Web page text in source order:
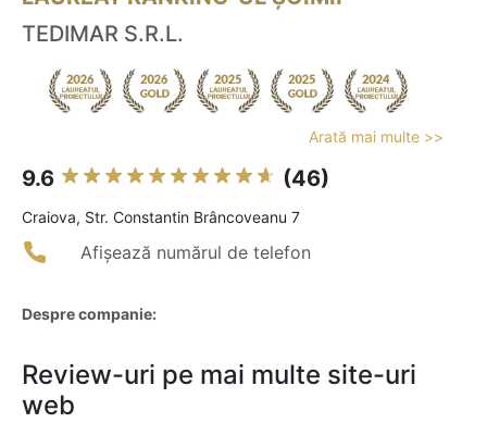
TEDIMAR S.R.L.
Arată mai multe >>
9.6 (46)
Craiova, Str. Constantin Brâncoveanu 7
Afișează numărul de telefon
Despre companie:
Review-uri pe mai multe site-uri
web